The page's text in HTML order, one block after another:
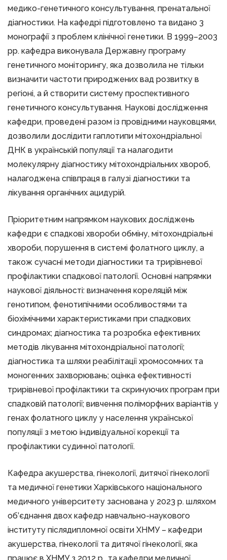
медико-генетичного консультування, пренатальної
діагностики. На кафедрі підготовлено та видано 3
монографії з проблем клінічної генетики. В 1999–2003
рр. кафедра виконувала Державну програму
генетичного моніторингу, яка дозволила не тільки
визначити частоти природжених вад розвитку в
регіоні, а й створити систему проспективного
генетичного консультування. Наукові дослідження
кафедри, проведені разом із провідними науковцями,
дозволили дослідити гаплотипи мітохондріальної
ДНК в українській популяції та налагодити
молекулярну діагностику мітохондріальних хвороб,
налагоджена співпраця в галузі діагностики та
лікування органічних ацидурій.
Пріоритетним напрямком наукових досліджень
кафедри є спадкові хвороби обміну, мітохондріальні
хвороби, порушення в системі фолатного циклу, а
також сучасні методи діагностики та трирівневої
профілактики спадкової патології. Основні напрямки
наукової діяльності: визначення кореляцій між
генотипом, фенотипічними особливостями та
біохімічними характеристиками при спадкових
синдромах; діагностика та розробка ефективних
методів лікування мітохондріальної патології;
діагностика та шляхи реабілітації хромосомних та
моногенних захворювань; оцінка ефективності
трирівневої профілактики та скринуючих програм при
спадковій патології; вивчення поліморфних варіантів у
генах фолатного циклу у населення української
популяції з метою індивідуальної корекції та
профілактики судинної патології.
Кафедра акушерства, гінекології, дитячої гінекології
та медичної генетики Харківського національного
медичного університету заснована у 2023 р. шляхом
об’єднання двох кафедр навчально-наукового
інституту післядипломної освіти ХНМУ – кафедри
акушерства, гінекології та дитячої гінекології, яка